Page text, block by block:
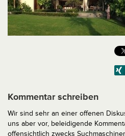
Kommentar schreiben
Wir sind sehr an einer offenen
uns aber vor, beleidigende
offensichtlich zwecks